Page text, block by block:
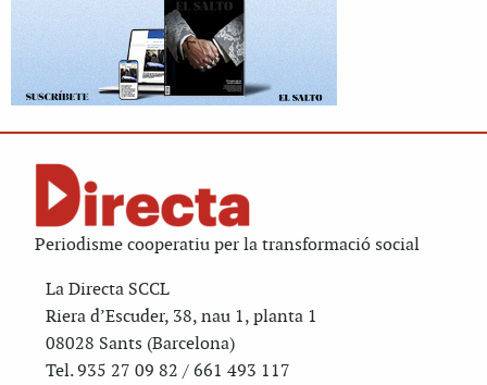
Periodisme cooperatiu per la transformació social
La Directa SCCL
Riera d’Escuder, 38, nau 1, planta 1
08028 Sants (Barcelona)
Tel. 935 27 09 82 / 661 493 117